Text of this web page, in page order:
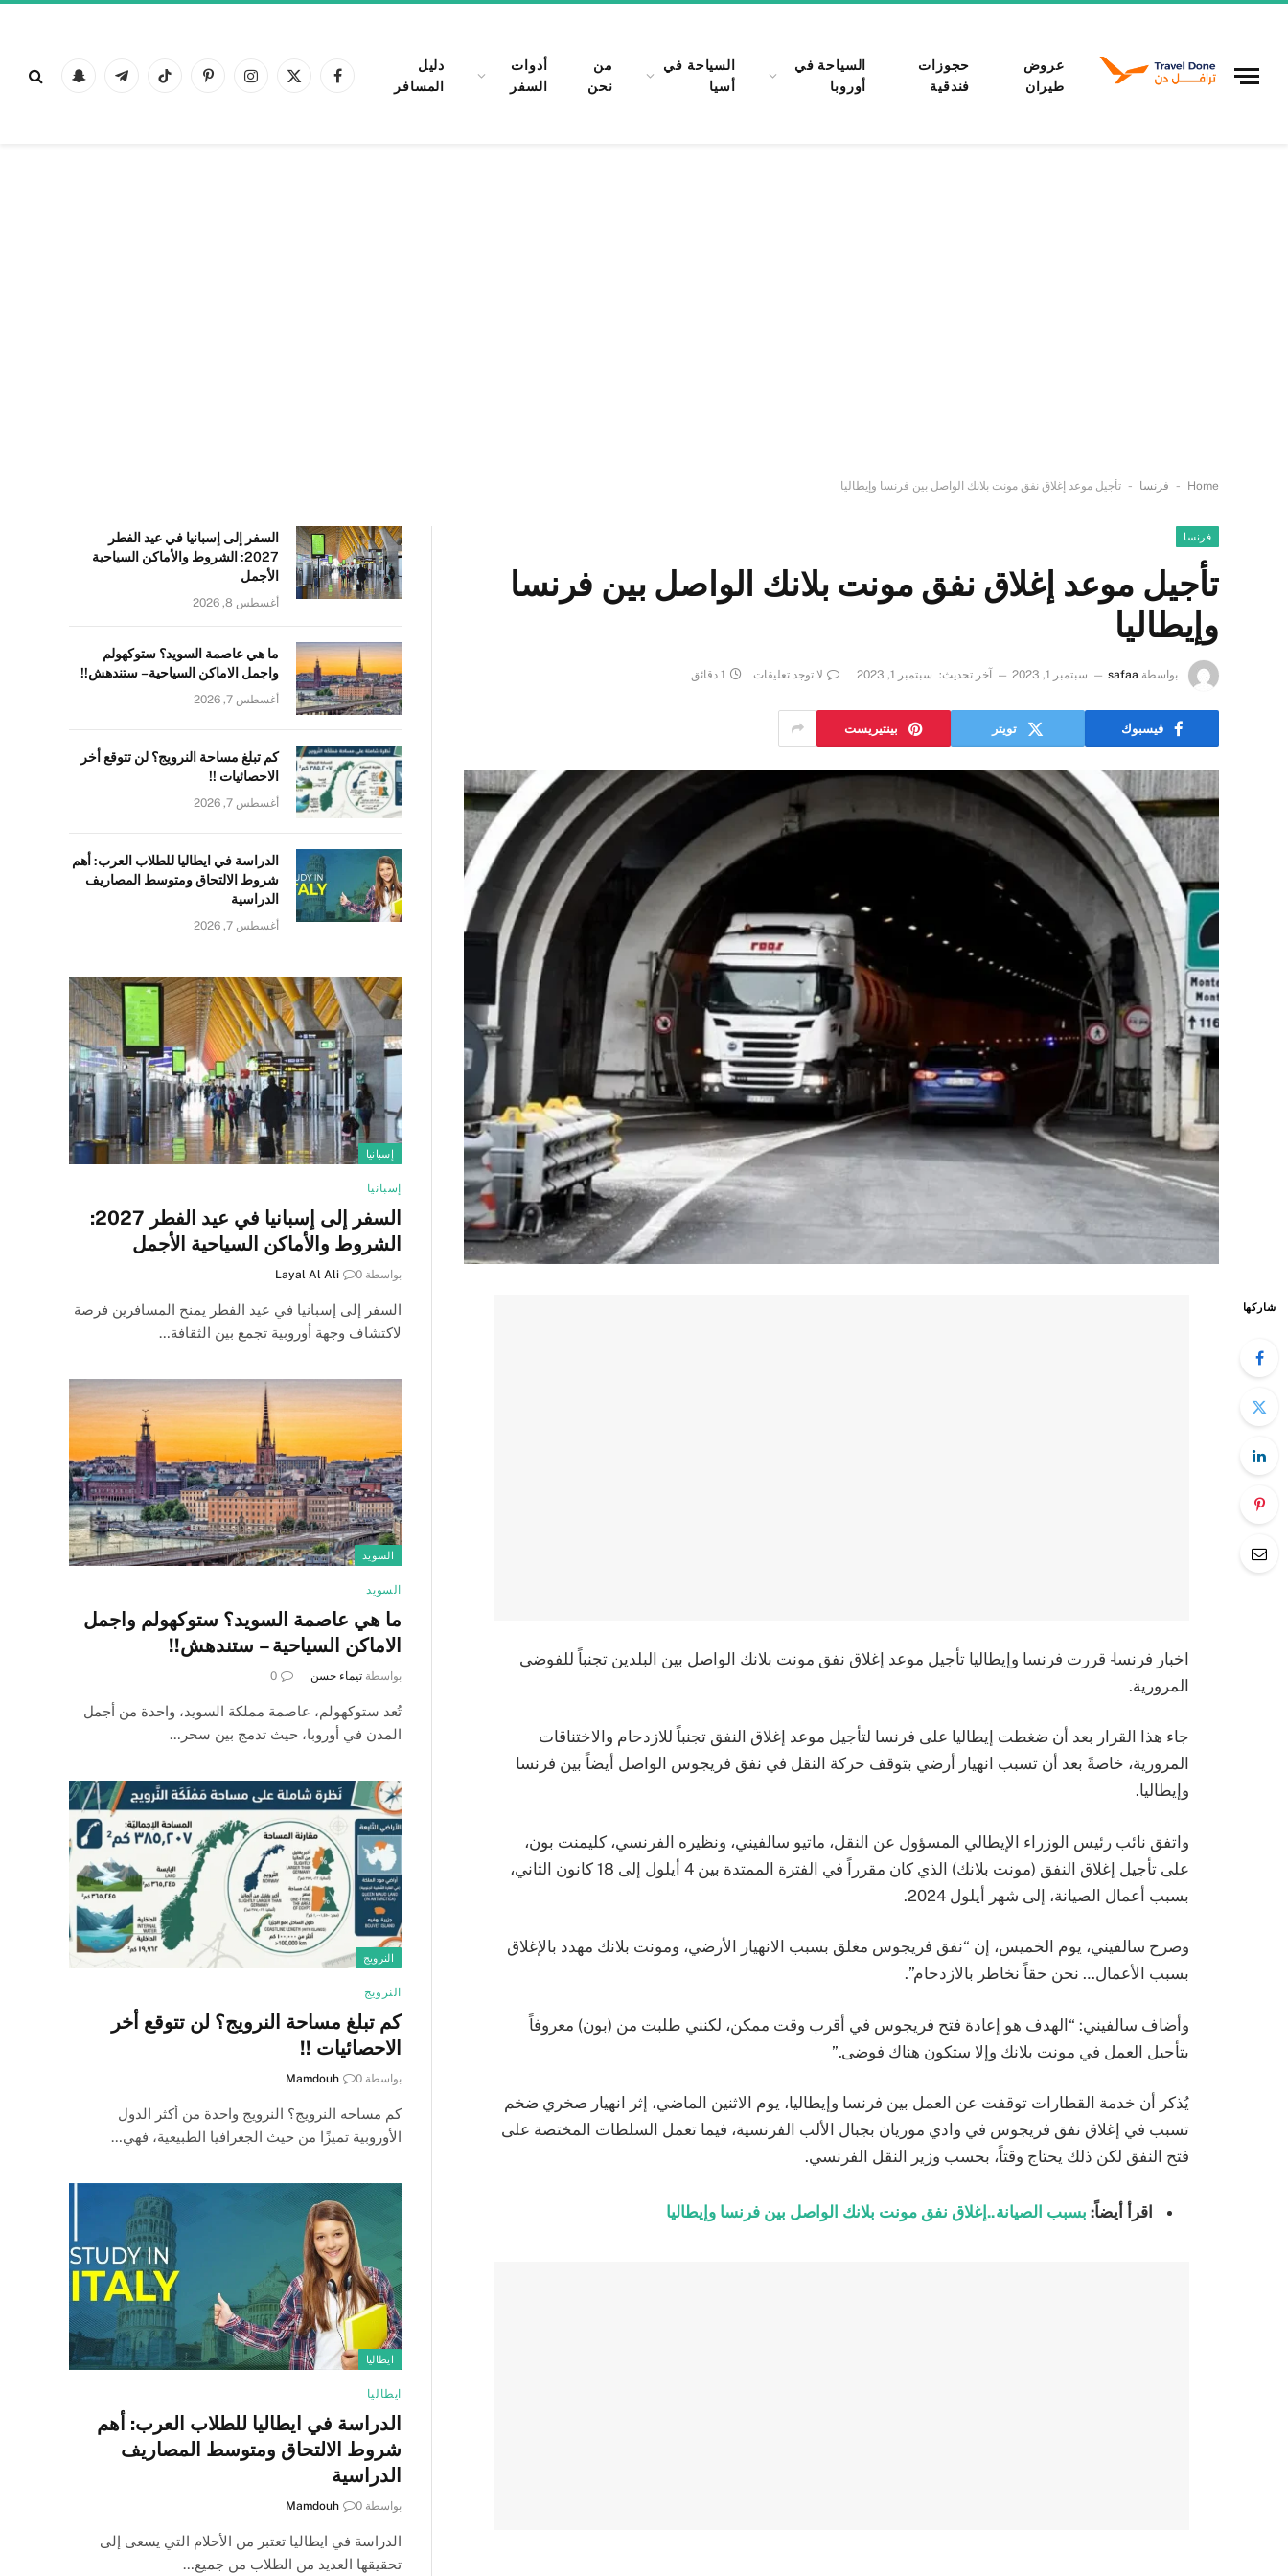
عروض
طيران
حجوزات
فندقية
السياحة في
أوروبا
السياحة في
أسيا
من
نحن
أدوات
السفر
دليل
المسافر
فيسبوكX
الانستغرامبينتيريستتيكتوك تيلقرام Snapchat
Home
- فرنسا - تأجيل موعد إغلاق نفق مونت بلانك الواصل بين فرنسا وإيطاليا
فرنسا
تأجيل موعد إغلاق نفق مونت بلانك الواصل بين فرنسا
وإيطاليا
بواسطة safaa سبتمبر 1, 2023 آخر تحديث: سبتمبر 1, 2023 لا توجد تعليقات 1 دقائق
فيسبوك تويتر بينتيريست
شاركها
اخبار فرنسا- قررت فرنسا وإيطاليا تأجيل موعد إغلاق نفق مونت بلانك الواصل بين البلدين تجنباً للفوضى
المرورية.
جاء هذا القرار بعد أن ضغطت إيطاليا على فرنسا لتأجيل موعد إغلاق النفق تجنباً للازدحام والاختناقات
المرورية، خاصةً بعد أن تسبب انهيار أرضي بتوقف حركة النقل في نفق فريجوس الواصل أيضاً بين فرنسا
وإيطاليا.
واتفق نائب رئيس الوزراء الإيطالي المسؤول عن النقل، ماتيو سالفيني، ونظيره الفرنسي، كليمنت بون،
على تأجيل إغلاق النفق (مونت بلانك) الذي كان مقرراً في الفترة الممتدة بين 4 أيلول إلى 18 كانون الثاني،
بسبب أعمال الصيانة، إلى شهر أيلول 2024.
وصرح سالفيني، يوم الخميس، إن “نفق فريجوس مغلق بسبب الانهيار الأرضي، ومونت بلانك مهدد بالإغلاق
بسبب الأعمال… نحن حقاً نخاطر بالازدحام”.
وأضاف سالفيني: “الهدف هو إعادة فتح فريجوس في أقرب وقت ممكن، لكنني طلبت من (بون) معروفاً
بتأجيل العمل في مونت بلانك وإلا ستكون هناك فوضى.”
يُذكر أن خدمة القطارات توقفت عن العمل بين فرنسا وإيطاليا، يوم الاثنين الماضي، إثر انهيار صخري ضخم
تسبب في إغلاق نفق فريجوس في وادي موريان بجبال الألب الفرنسية، فيما تعمل السلطات المختصة على
فتح النفق لكن ذلك يحتاج وقتاً، بحسب وزير النقل الفرنسي.
اقرأ أيضاً: بسبب الصيانة..إغلاق نفق مونت بلانك الواصل بين فرنسا وإيطاليا
السفر إلى إسبانيا في عيد الفطر
2027: الشروط والأماكن السياحية
الأجمل
أغسطس 8, 2026
ما هي عاصمة السويد؟ ستوكهولم
واجمل الاماكن السياحية – ستندهش!!
أغسطس 7, 2026
كم تبلغ مساحة النرويج؟ لن تتوقع أخر
الاحصائيات !!
أغسطس 7, 2026
الدراسة في ايطاليا للطلاب العرب: أهم
شروط الالتحاق ومتوسط المصاريف
الدراسية
أغسطس 7, 2026
إسبانيا
إسبانيا
السفر إلى إسبانيا في عيد الفطر 2027:
الشروط والأماكن السياحية الأجمل
بواسطة Layal Al Ali 0
السفر إلى إسبانيا في عيد الفطر يمنح المسافرين فرصة
لاكتشاف وجهة أوروبية تجمع بين الثقافة…
السويد
السويد
ما هي عاصمة السويد؟ ستوكهولم واجمل
الاماكن السياحية – ستندهش!!
بواسطة تيماء حسن 0
تُعد ستوكهولم، عاصمة مملكة السويد، واحدة من أجمل
المدن في أوروبا، حيث تدمج بين سحر…
النرويج
النرويج
كم تبلغ مساحة النرويج؟ لن تتوقع أخر
الاحصائيات !!
بواسطة Mamdouh 0
كم مساحه النرويج؟ النرويج واحدة من أكثر الدول
الأوروبية تميزًا من حيث الجغرافيا الطبيعية، فهي…
ايطاليا
ايطاليا
الدراسة في ايطاليا للطلاب العرب: أهم
شروط الالتحاق ومتوسط المصاريف
الدراسية
بواسطة Mamdouh 0
الدراسة في ايطاليا تعتبر من الأحلام التي يسعى إلى
تحقيقها العديد من الطلاب من جميع…